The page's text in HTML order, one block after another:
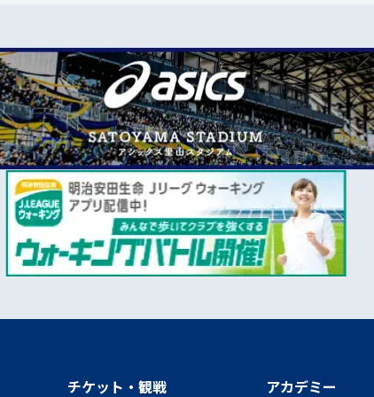
チケット・観戦 アカデミー